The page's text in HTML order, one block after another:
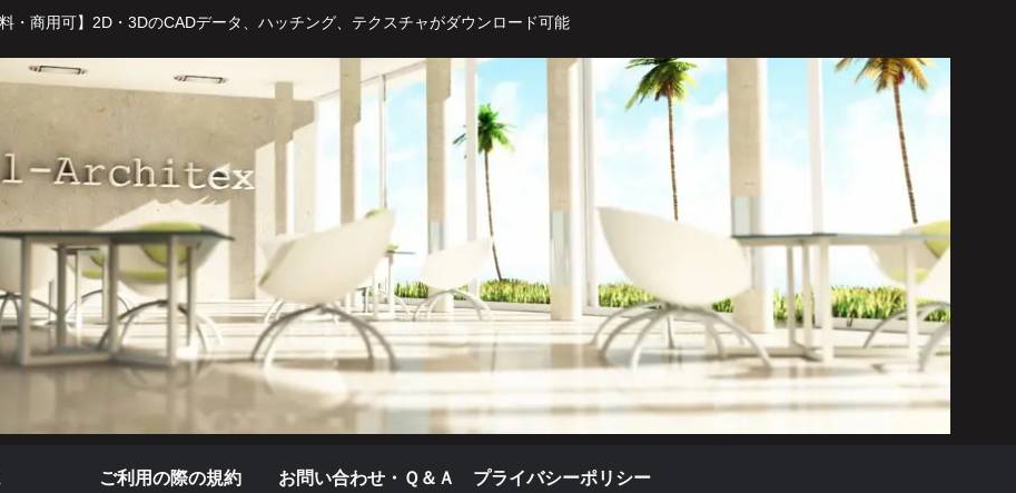
料・商用可】2D・3DのCADデータ、ハッチング、テクスチャがダウンロード可能
ご利用の際の規約 お問い合わせ・Ｑ＆Ａ プライバシーポリシー